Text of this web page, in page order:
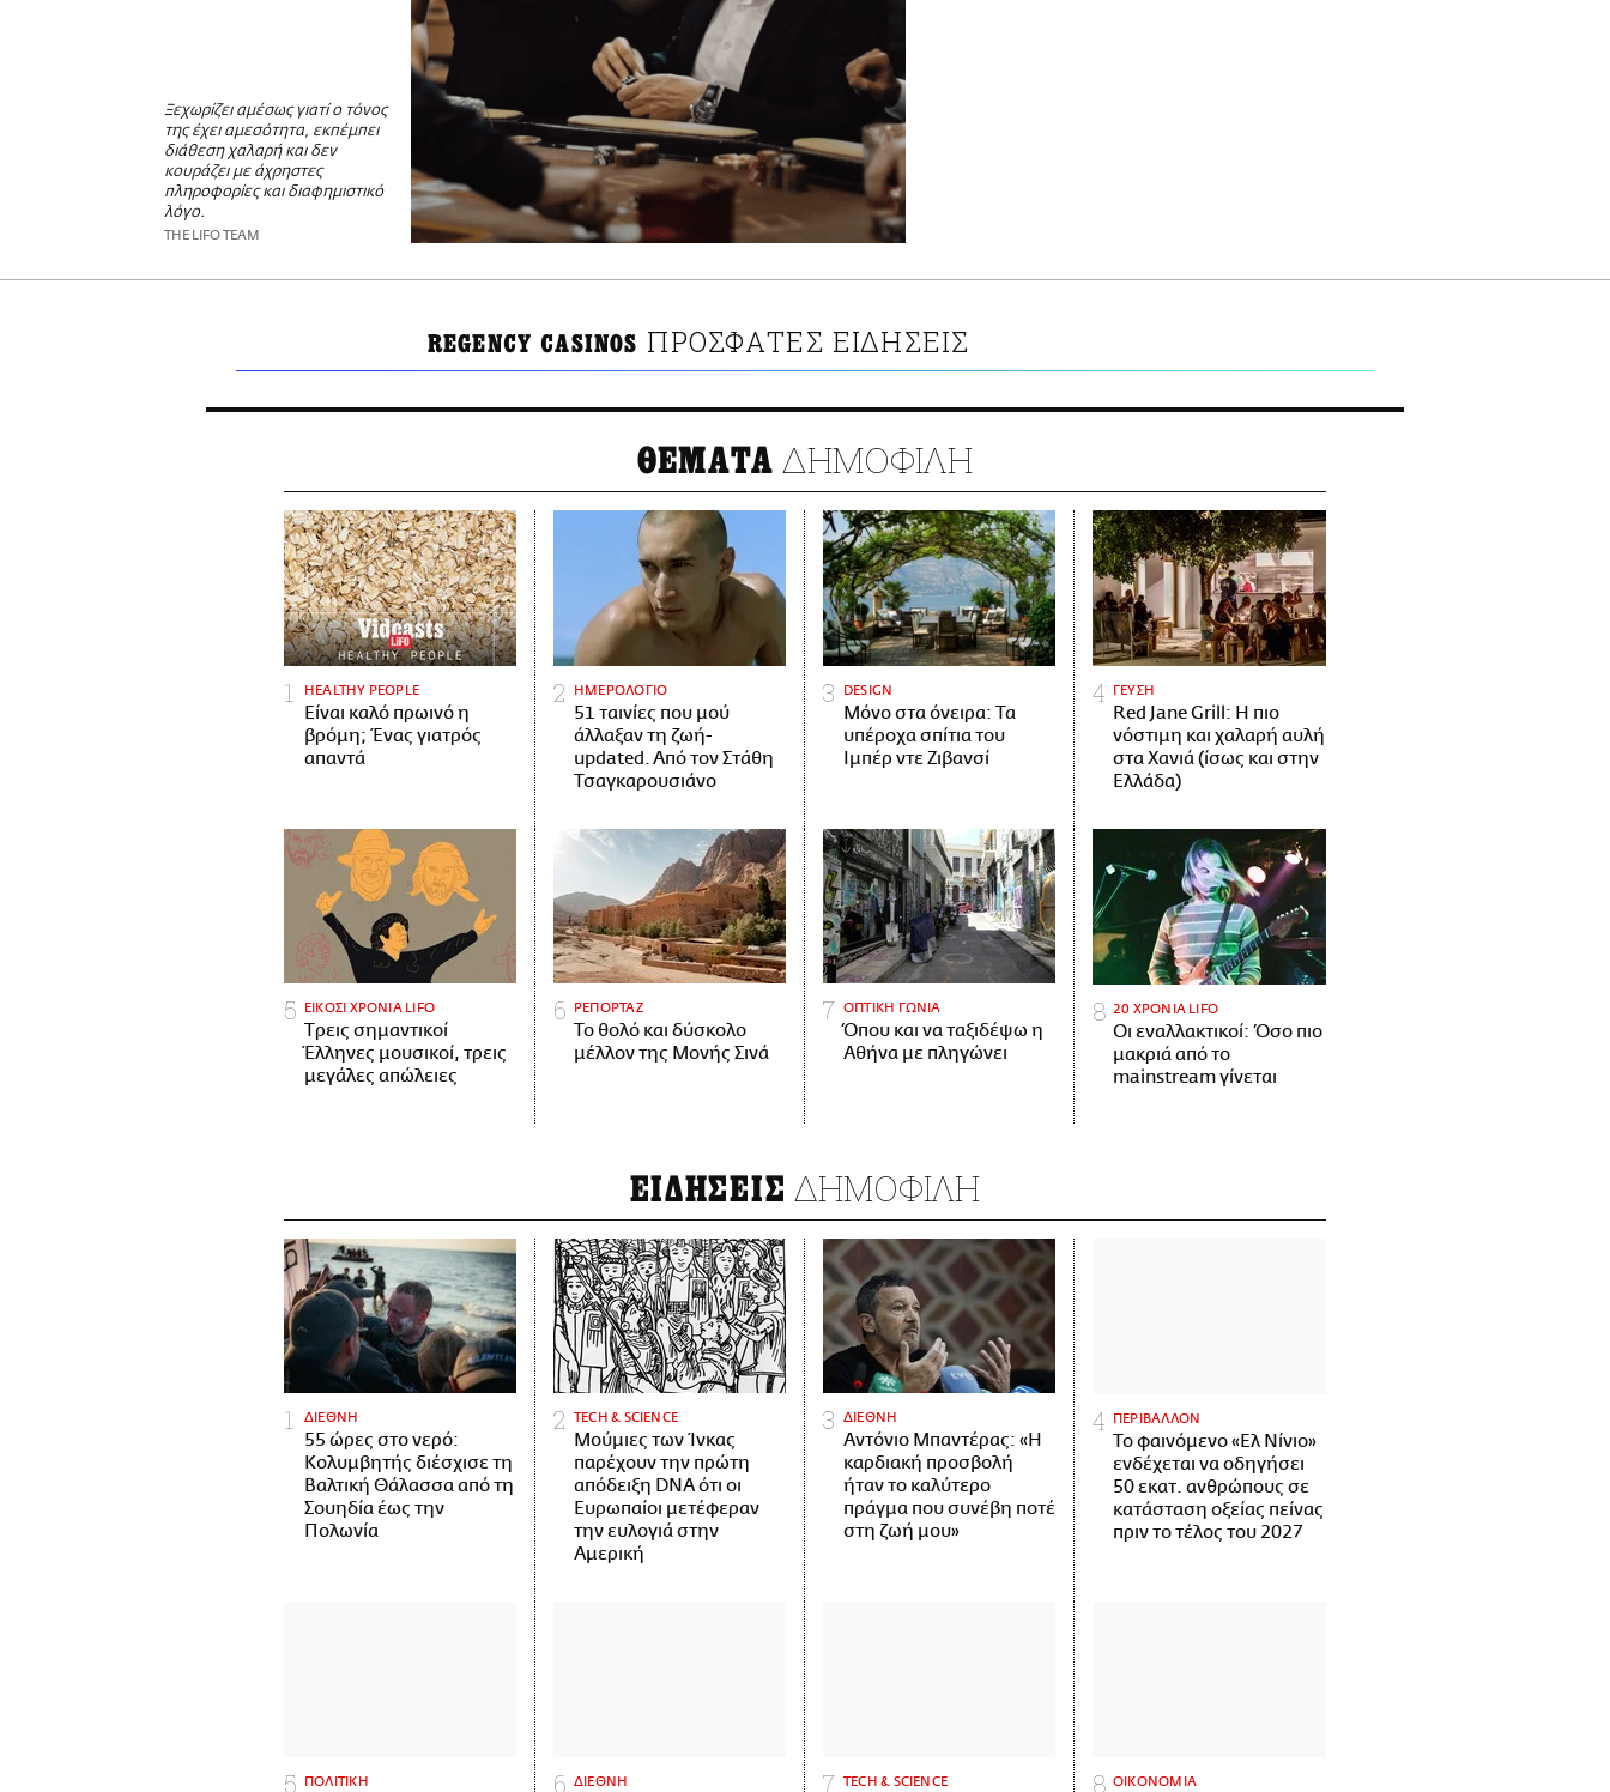
Ξεχωρίζει αμέσως γιατί ο τόνος
της έχει αμεσότητα, εκπέμπει
διάθεση χαλαρή και δεν
κουράζει με άχρηστες
πληροφορίες και διαφημιστικό
λόγο.
THE LIFO TEAM
REGENCY CASINOS ΠΡΟΣΦΑΤΕΣ ΕΙΔΗΣΕΙΣ
ΘΕΜΑΤΑ ΔΗΜΟΦΙΛΗ
HEALTHY PEOPLE
Είναι καλό πρωινό η
βρόμη; Ένας γιατρός
απαντά
ΗΜΕΡΟΛΟΓΙΟ
51 ταινίες που μού
άλλαξαν τη ζωή-
updated. Aπό τον Στάθη
Τσαγκαρουσιάνο
DESIGN
Μόνο στα όνειρα: Τα
υπέροχα σπίτια του
Ιμπέρ ντε Ζιβανσί
ΓΕΥΣΗ
Red Jane Grill: Η πιο
νόστιμη και χαλαρή αυλή
στα Χανιά (ίσως και στην
Ελλάδα)
ΕΙΚΟΣΙ ΧΡΟΝΙΑ LIFO
Tρεις σημαντικοί
Έλληνες μουσικοί, τρεις
μεγάλες απώλειες
ΡΕΠΟΡΤΑΖ
Το θολό και δύσκολο
μέλλον της Μονής Σινά
ΟΠΤΙΚΗ ΓΩΝΙΑ
Όπου και να ταξιδέψω η
Αθήνα με πληγώνει
20 ΧΡΟΝΙΑ LIFO
Οι εναλλακτικοί: Όσο πιο
μακριά από το
mainstream γίνεται
ΕΙΔΗΣΕΙΣ ΔΗΜΟΦΙΛΗ
ΔΙΕΘΝΗ
55 ώρες στο νερό:
Κολυμβητής διέσχισε τη
Βαλτική Θάλασσα από τη
Σουηδία έως την
Πολωνία
ΤECH & SCIENCE
Μούμιες των Ίνκας
παρέχουν την πρώτη
απόδειξη DNA ότι οι
Ευρωπαίοι μετέφεραν
την ευλογιά στην
Αμερική
ΔΙΕΘΝΗ
Αντόνιο Μπαντέρας: «Η
καρδιακή προσβολή
ήταν το καλύτερο
πράγμα που συνέβη ποτέ
στη ζωή μου»
ΠΕΡΙΒΑΛΛΟΝ
Το φαινόμενο «Ελ Νίνιο»
ενδέχεται να οδηγήσει
50 εκατ. ανθρώπους σε
κατάσταση οξείας πείνας
πριν το τέλος του 2027
ΠΟΛΙΤΙΚΗ ΔΙΕΘΝΗ ΤECH & SCIENCE ΟΙΚΟΝΟΜΙΑ